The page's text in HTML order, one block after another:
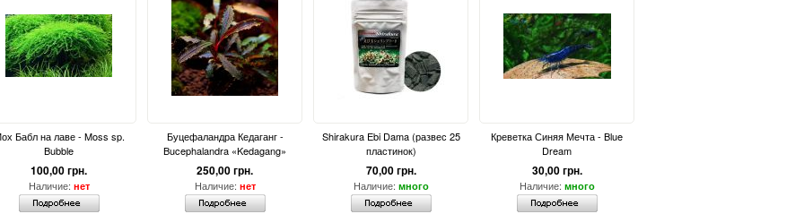
Бабл на лаве - Moss sp.
Bubble
100,00 грн.
Наличие: нет
Буцефаландра Кедаганг -
Bucephalandra «Kedagang»
250,00 грн.
Наличие: нет
Shirakura Ebi Dama (развес 25
пластинок)
70,00 грн.
Наличие: много
Креветка Синяя Мечта - Blue
Dream
30,00 грн.
Наличие: много